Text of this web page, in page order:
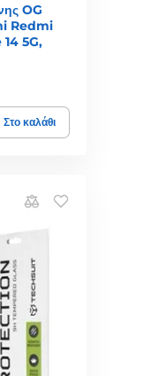
OG
Redmi
5G,
Στο καλάθι